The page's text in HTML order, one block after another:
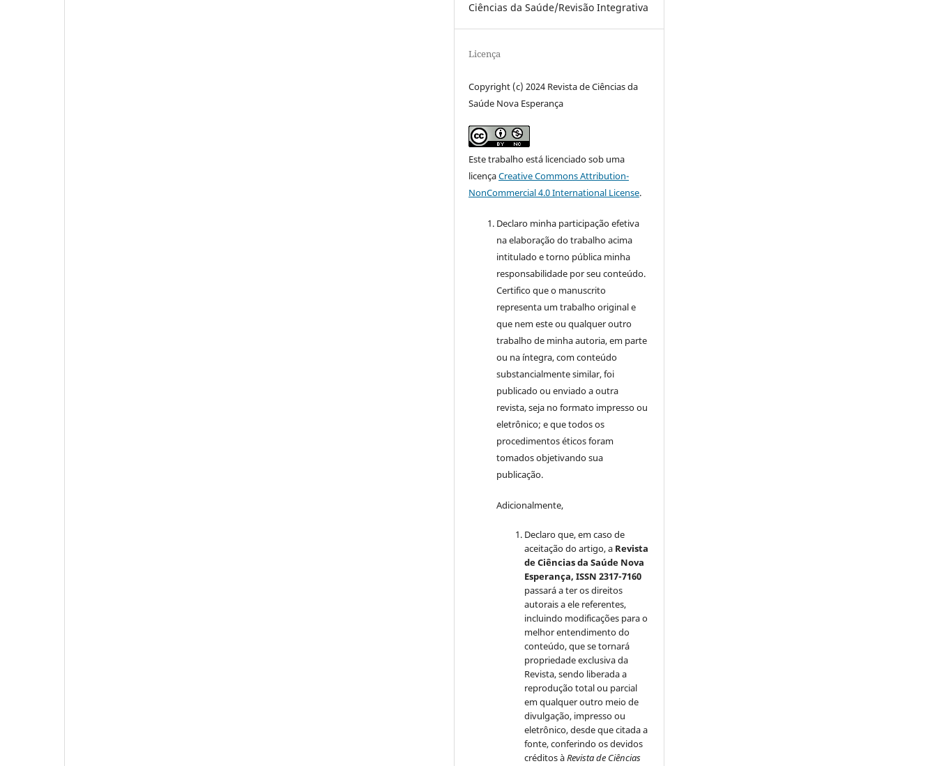
Ciências da Saúde/Revisão Integrativa
Licença
Copyright (c) 2024 Revista de Ciências da
Saúde Nova Esperança
Este trabalho está licenciado sob uma
licençaCreative Commons Attribution-
NonCommercial 4.0 International License.
Declaro minha participação efetiva
na elaboração do trabalho acima
intitulado e torno pública minha
responsabilidade por seu conteúdo.
Certifico que o manuscrito
representa um trabalho original e
que nem este ou qualquer outro
trabalho de minha autoria, em parte
ou na íntegra, com conteúdo
substancialmente similar, foi
publicado ou enviado a outra
revista, seja no formato impresso ou
eletrônico; e que todos os
procedimentos éticos foram
tomados objetivando sua
publicação.
Adicionalmente,
Declaro que, em caso de
aceitação do artigo, a Revista
de Ciências da Saúde Nova
Esperança, ISSN 2317-7160
passará a ter os direitos
autorais a ele referentes,
incluindo modificações para o
melhor entendimento do
conteúdo, que se tornará
propriedade exclusiva da
Revista, sendo liberada a
reprodução total ou parcial
em qualquer outro meio de
divulgação, impresso ou
eletrônico, desde que citada a
fonte, conferindo os devidos
créditos àRevista de Ciências